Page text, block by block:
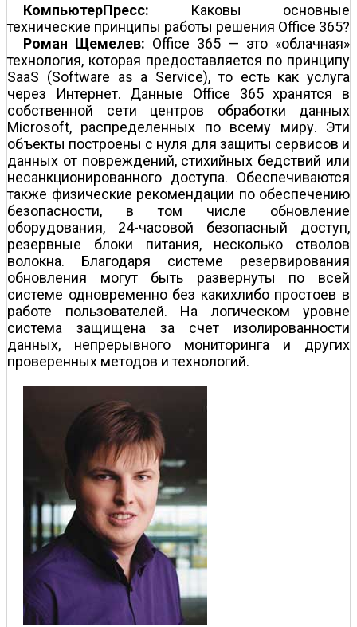
КомпьютерПресс: Каковы основные
технические принципы работы решения Office 365?
Роман Щемелев: Office 365 — это «облачная»
технология, которая предоставляется по принципу
SaaS (Software as a Service), то есть как услуга
через Интернет. Данные Office 365 хранятся в
собственной сети центров обработки данных
Microsoft, распределенных по всему миру. Эти
объекты построены с нуля для защиты сервисов и
данных от повреждений, стихийных бедствий или
несанкционированного доступа. Обеспечиваются
также физические рекомендации по обеспечению
безопасности, в том числе обновление
оборудования, 24-часовой безопасный доступ,
резервные блоки питания, несколько стволов
волокна. Благодаря системе резервирования
обновления могут быть развернуты по всей
системе одновременно без каких­либо простоев в
работе пользователей. На логическом уровне
система защищена за счет изолированности
данных, непрерывного мониторинга и других
проверенных методов и технологий.